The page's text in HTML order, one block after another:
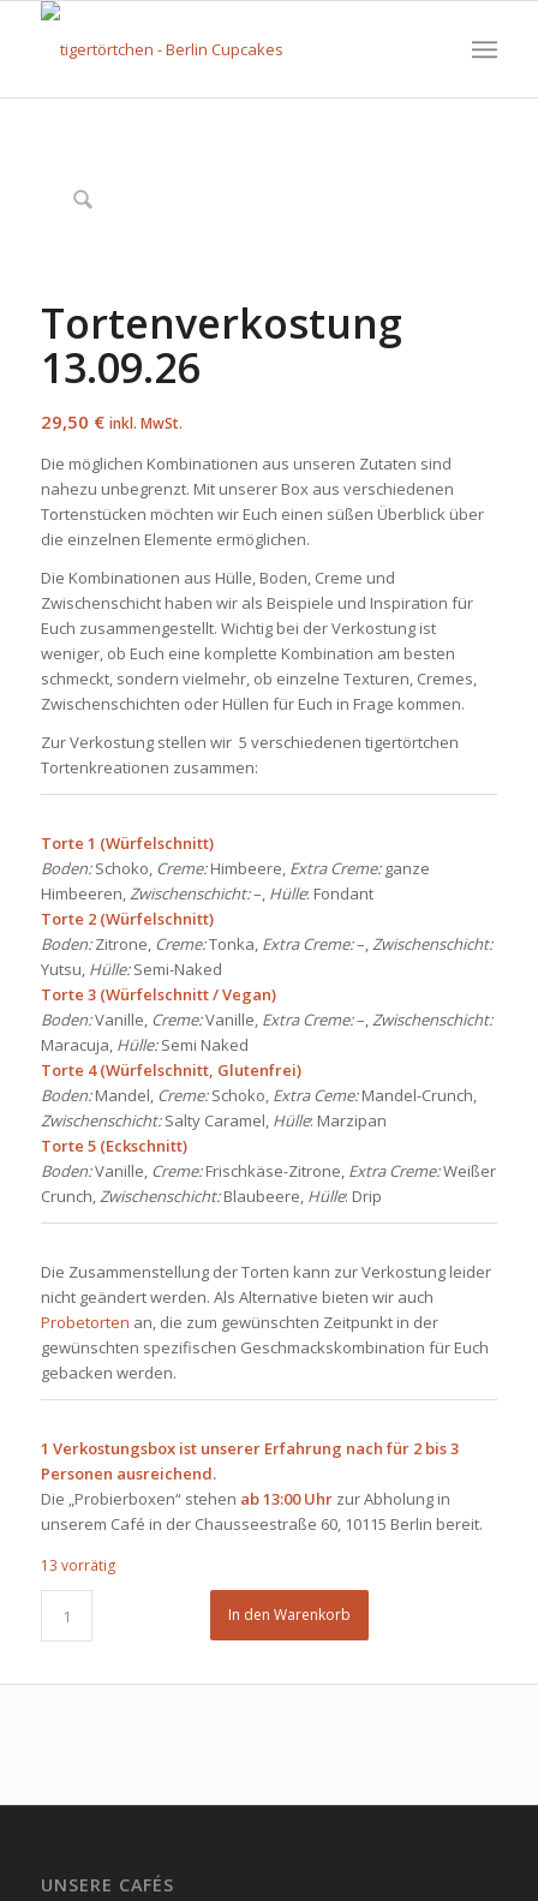
Tortenverkostung
13.09.26
29,50 € inkl. MwSt.
Die möglichen Kombinationen aus unseren Zutaten sind
nahezu unbegrenzt. Mit unserer Box aus verschiedenen
Tortenstücken möchten wir Euch einen süßen Überblick über
die einzelnen Elemente ermöglichen.
Die Kombinationen aus Hülle, Boden, Creme und
Zwischenschicht haben wir als Beispiele und Inspiration für
Euch zusammengestellt. Wichtig bei der Verkostung ist
weniger, ob Euch eine komplette Kombination am besten
schmeckt, sondern vielmehr, ob einzelne Texturen, Cremes,
Zwischenschichten oder Hüllen für Euch in Frage kommen.
Zur Verkostung stellen wir 5 verschiedenen tigertörtchen
Tortenkreationen zusammen:
Torte 1 (Würfelschnitt)
Boden:Schoko, Creme:Himbeere, Extra Creme:ganze
Himbeeren,Zwischenschicht:–, Hülle: Fondant
Torte 2 (Würfelschnitt)
Boden:Zitrone, Creme:Tonka, Extra Creme:–,Zwischenschicht:
Yutsu, Hülle:Semi-Naked
Torte 3 (Würfelschnitt / Vegan)
Boden:Vanille, Creme:Vanille, Extra Creme:–,Zwischenschicht:
Maracuja, Hülle:Semi Naked
Torte 4(Würfelschnitt, Glutenfrei)
Boden:Mandel, Creme:Schoko, Extra Ceme:Mandel-Crunch,
Zwischenschicht:Salty Caramel, Hülle: Marzipan
Torte 5 (Eckschnitt)
Boden:Vanille, Creme:Frischkäse-Zitrone, Extra Creme:Weißer
Crunch,Zwischenschicht:Blaubeere, Hülle: Drip
Die Zusammenstellung der Torten kann zur Verkostung leider
nicht geändert werden. Als Alternative bieten wir auch
Probetorten an, die zum gewünschten Zeitpunkt in der
gewünschten spezifischen Geschmackskombination für Euch
gebacken werden.
1 Verkostungsbox ist unserer Erfahrung nach für 2 bis 3
Personen ausreichend.
Die „Probierboxen“ stehen ab 13:00 Uhrzur Abholung in
unserem Café in der Chausseestraße 60, 10115 Berlin bereit.
13 vorrätig
In den Warenkorb
UNSERE CAFÉS